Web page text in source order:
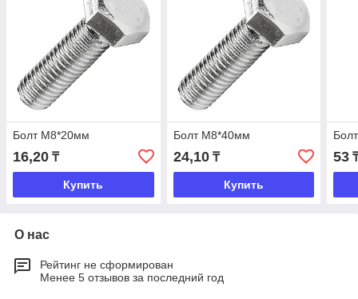
Болт М8*20мм
16,20 ₸
Купить
Болт М8*40мм
24,10₸
Купить
53
О нас
Рейтинг не сформирован
Менее 5 отзывов за последний год